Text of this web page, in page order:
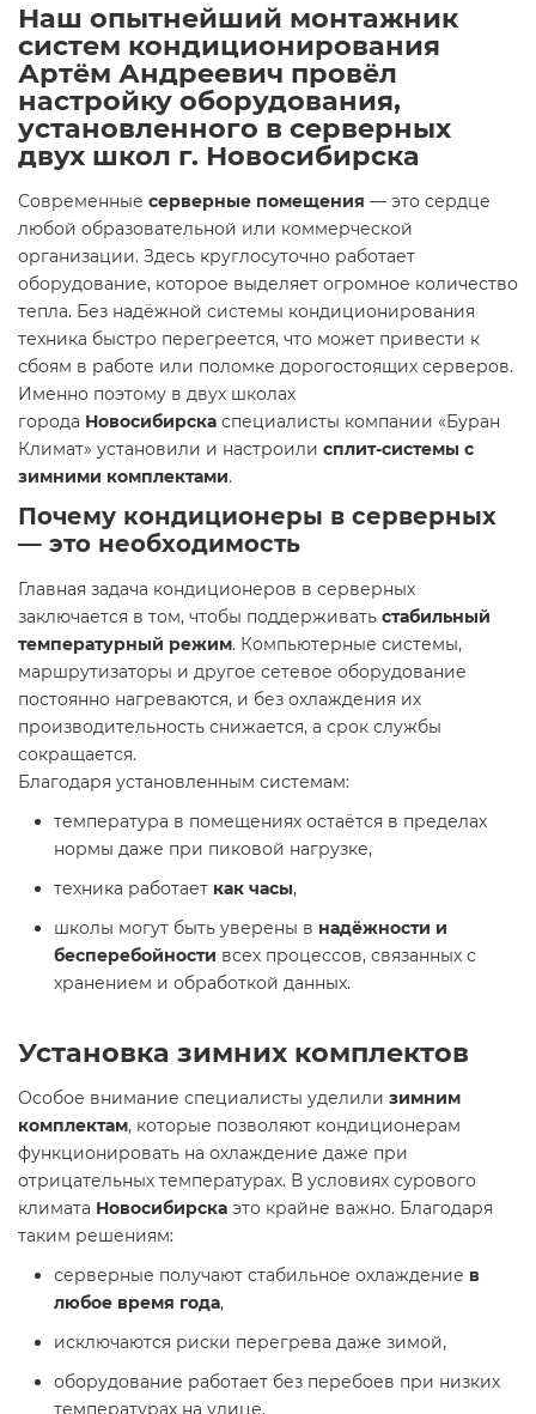
Наш опытнейший монтажник
систем кондиционирования
Артём Андреевич провёл
настройку оборудования,
установленного в серверных
двух школ г. Новосибирска
Современные серверные помещения — это сердце
любой образовательной или коммерческой
организации. Здесь круглосуточно работает
оборудование, которое выделяет огромное количество
тепла. Без надёжной системы кондиционирования
техника быстро перегреется, что может привести к
сбоям в работе или поломке дорогостоящих серверов.
Именно поэтому в двух школах
города Новосибирска специалисты компании «Буран
Климат» установили и настроили сплит-системы с
зимними комплектами.
Почему кондиционеры в серверных
— это необходимость
Главная задача кондиционеров в серверных
заключается в том, чтобы поддерживать стабильный
температурный режим. Компьютерные системы,
маршрутизаторы и другое сетевое оборудование
постоянно нагреваются, и без охлаждения их
производительность снижается, а срок службы
сокращается.
Благодаря установленным системам:
температура в помещениях остаётся в пределах
нормы даже при пиковой нагрузке,
техника работает как часы,
школы могут быть уверены в надёжности и
бесперебойности всех процессов, связанных с
хранением и обработкой данных.
Установка зимних комплектов
Особое внимание специалисты уделили зимним
комплектам, которые позволяют кондиционерам
функционировать на охлаждение даже при
отрицательных температурах. В условиях сурового
климата Новосибирска это крайне важно. Благодаря
таким решениям:
серверные получают стабильное охлаждение в
любое время года,
исключаются риски перегрева даже зимой,
оборудование работает без перебоев при низких
температурах на улице.